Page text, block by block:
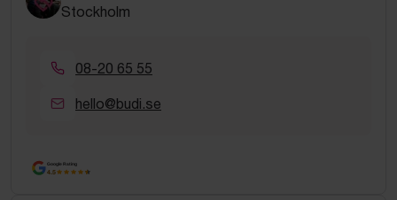
Stockholm
08-20 65 55
hello@budi.se
Google Rating
4.5